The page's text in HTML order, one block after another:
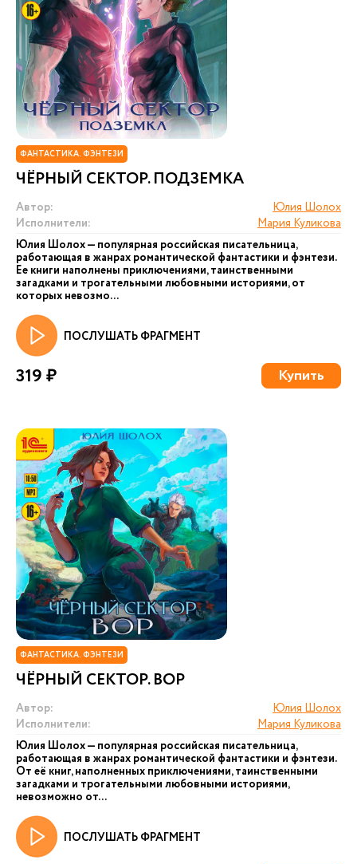
ФАНТАСТИКА. ФЭНТЕЗИ
ЧЁРНЫЙ СЕКТОР. ПОДЗЕМКА
Автор:
Юлия Шолох
Исполнители:
Мария Куликова
Юлия Шолох — популярная российская писательница,
работающая в жанрах романтической фантастики и фэнтези.
Ее книги наполнены приключениями, таинственными
загадками и трогательными любовными историями, от
которых невозмо...
ПОСЛУШАТЬ ФРАГМЕНТ
319 ₽ Купить
ФАНТАСТИКА. ФЭНТЕЗИ
ЧЁРНЫЙ СЕКТОР. ВОР
Автор:
Юлия Шолох
Исполнители:
Мария Куликова
Юлия Шолох — популярная российская писательница,
работающая в жанрах романтической фантастики и фэнтези.
От её книг, наполненных приключениями, таинственными
загадками и трогательными любовными историями,
невозможно от...
ПОСЛУШАТЬ ФРАГМЕНТ